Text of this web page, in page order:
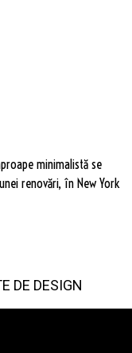
minimalistă se
renovări, în New York
DE DESIGN